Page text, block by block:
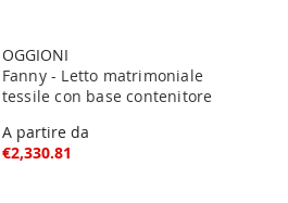
OGGIONI
Fanny - Letto matrimoniale
tessile con base contenitore
A partire da
€2,330.81